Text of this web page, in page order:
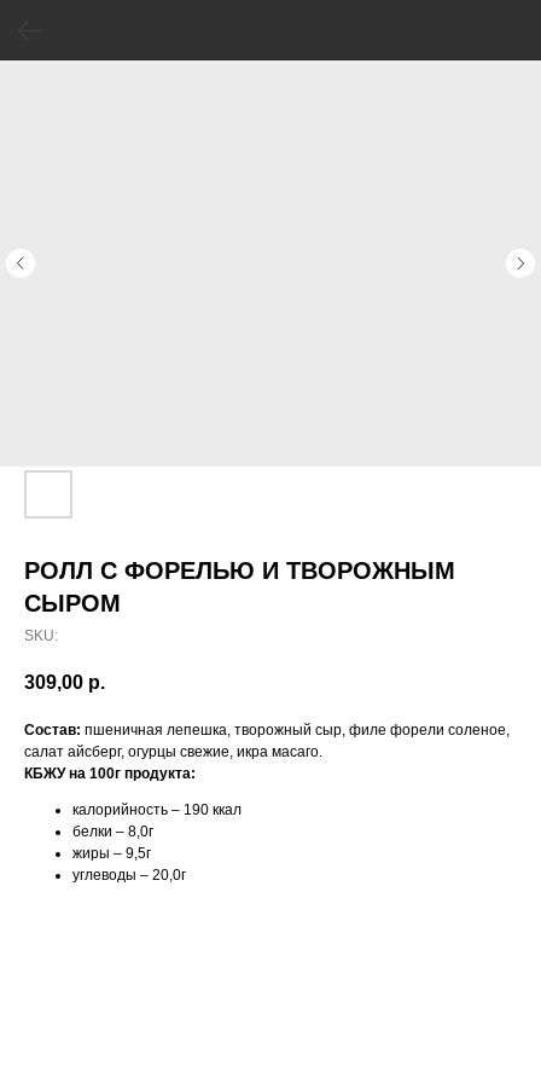
РОЛЛ С ФОРЕЛЬЮ И ТВОРОЖНЫМ
СЫРОМ
SKU:
309,00 р.
Состав: пшеничная лепешка, творожный сыр, филе форели соленое,
салат айсберг, огурцы свежие, икра масаго.
КБЖУ на 100г продукта:
калорийность – 190 ккал
белки – 8,0г
жиры – 9,5г
углеводы – 20,0г